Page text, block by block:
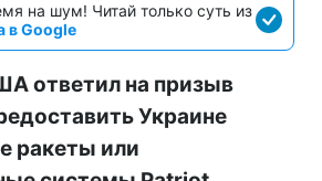
на шум! Читай только суть из
в Google
ответил на призыв
Украине
ракеты или